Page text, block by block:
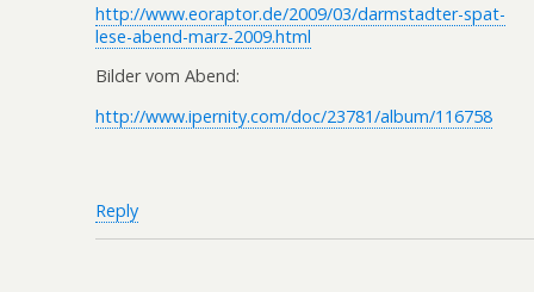
http://www.eoraptor.de/2009/03/darmstadter-spat-
lese-abend-marz-2009.html
Bilder vom Abend:
http://www.ipernity.com/doc/23781/album/116758
Reply